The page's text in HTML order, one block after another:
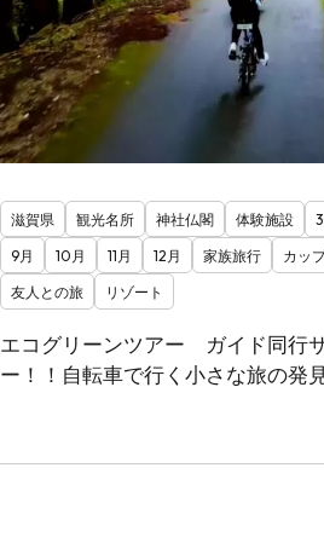
滋賀県 観光名所 神社仏閣 体験施設
9月
10月 11月 12月 家族旅行 カッ
友人との旅
リゾート
エコグリーンツアー ガイド同行
ー！！自転車で行く小さな旅の発